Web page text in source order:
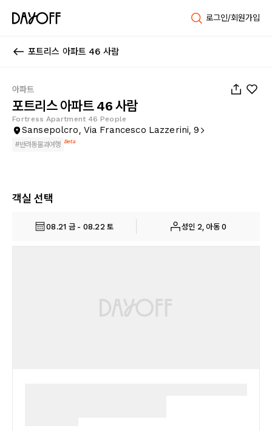
로그인/회원가입
포트리스 아파트 46 사람
아파트
포트리스 아파트 46 사람
Fortress Apartment 46 People
Sansepolcro, Via Francesco Lazzerini, 9
#반려동물과여행 Beta
객실 선택
08.21 금 - 08.22 토 성인 2, 아동 0